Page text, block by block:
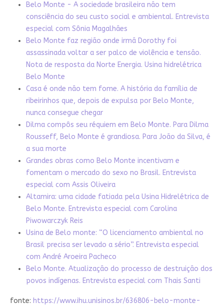
Belo Monte - A sociedade brasileira não tem
consciência do seu custo social e ambiental. Entrevista
especial com Sônia Magalhães
Belo Monte faz região onde irmã Dorothy foi
assassinada voltar a ser palco de violência e tensão.
Nota de resposta da Norte Energia. Usina hidrelétrica
Belo Monte
Casa é onde não tem fome. A história da família de
ribeirinhos que, depois de expulsa por Belo Monte,
nunca consegue chegar
Dilma compôs seu réquiem em Belo Monte. Para Dilma
Rousseff, Belo Monte é grandiosa. Para João da Silva, é
a sua morte
Grandes obras como Belo Monte incentivam e
fomentam o mercado do sexo no Brasil. Entrevista
especial com Assis Oliveira
Altamira: uma cidade fatiada pela Usina Hidrelétrica de
Belo Monte. Entrevista especial com Carolina
Piwowarczyk Reis
Usina de Belo monte: “O licenciamento ambiental no
Brasil precisa ser levado a sério”. Entrevista especial
com André Aroeira Pacheco
Belo Monte. Atualização do processo de destruição dos
povos indígenas. Entrevista especial com Thais Santi
fonte: https://www.ihu.unisinos.br/636806-belo-monte-